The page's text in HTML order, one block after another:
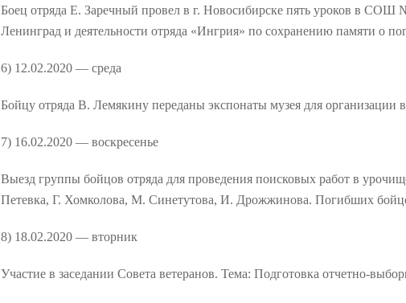
Боец отряда Е. Заречный провел в г. Новосибирске пять уроков в СОШ
Ленинград и деятельности отряда «Ингрия» по сохранению памяти о
6) 12.02.2020 — среда
Бойцу отряда В. Лемякину переданы экспонаты музея для организации
7) 16.02.2020 — воскресенье
Выезд группы бойцов отряда для проведения поисковых работ в
Петевка, Г. Хомколова, М. Синетутова, И. Дрожжинова. Погибших
8) 18.02.2020 — вторник
Участие в заседании Совета ветеранов. Тема: Подготовка отчетно-